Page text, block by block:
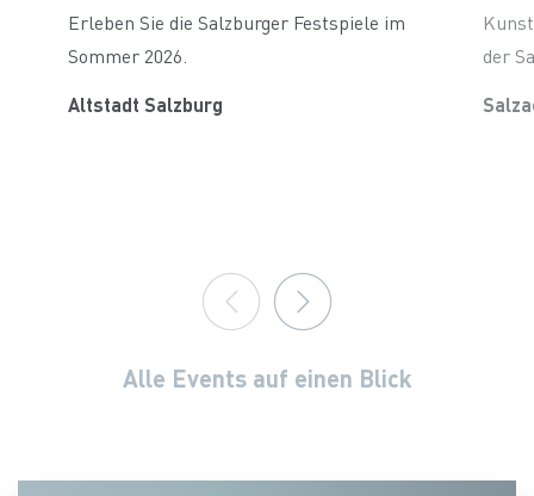
Erleben Sie die Salzburger Festspiele im
Sommer 2026.
Altstadt Salzburg
der
Alle Events auf einen Blick